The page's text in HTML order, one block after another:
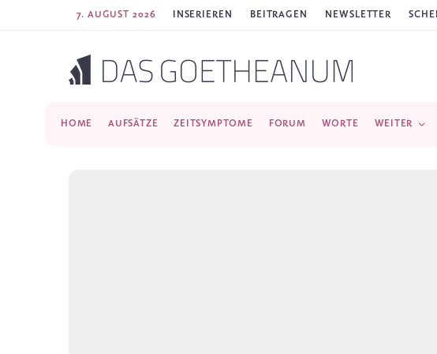
7. AUGUST 2026 INSERIEREN BEITRAGEN NEWSLETTER
HOME AUFSÄTZE ZEITSYMPTOME FORUM WORTE WEITER